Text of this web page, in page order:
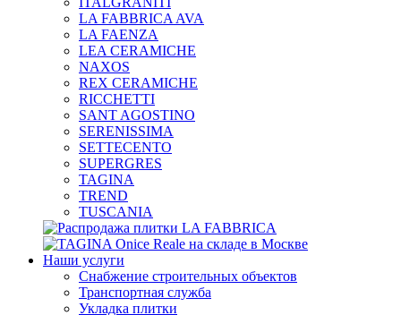
LA FABBRICA AVA
LA FAENZA
LEA CERAMICHE
NAXOS
REX CERAMICHE
RICCHETTI
SANT AGOSTINO
SERENISSIMA
SETTECENTO
SUPERGRES
TAGINA
TREND
TUSCANIA
Наши услуги
Снабжение строительных объектов
Транспортная служба
Укладка плитки